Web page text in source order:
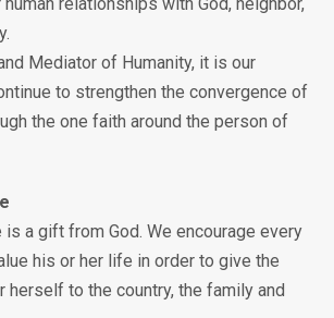
relationships with God, neighbor,
Mediator of Humanity, it is our
to strengthen the convergence of
the one faith around the person of
a gift from God. We encourage every
his or her life in order to give the
to the country, the family and